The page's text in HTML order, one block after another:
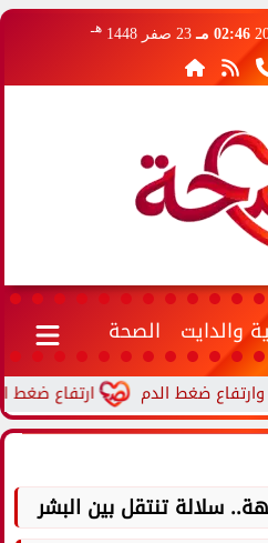
02:46 مـ 23 صفر 1448 هـ
والدايت الصحة
ارتفاع ضغط الدم
سلالة تنتقل بين البشر